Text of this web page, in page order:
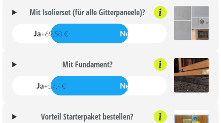
Mit Isolierset (für alle Gitterpaneele)?
Ja+69,50 € Nein
Mit Fundament?
Ja+57,- € Nein
Vorteil Starterpaket bestellen?